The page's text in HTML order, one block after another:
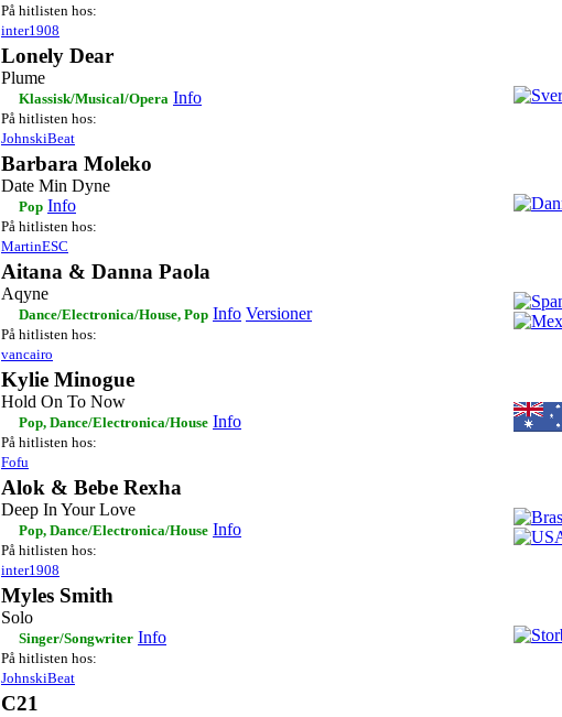
På hitlisten hos:
inter1908
Lonely Dear
Plume
Klassisk/Musical/Opera Info
På hitlisten hos:
JohnskiBeat
Barbara Moleko
Date Min Dyne
Pop Info
På hitlisten hos:
MartinESC
Aitana & Danna Paola
Aqyne
Dance/Electronica/House, Pop Info Versioner
På hitlisten hos:
vancairo
Kylie Minogue
Hold On To Now
Pop, Dance/Electronica/House Info
På hitlisten hos:
Fofu
Alok & Bebe Rexha
Deep In Your Love
Pop, Dance/Electronica/House Info
På hitlisten hos:
inter1908
Myles Smith
Solo
Singer/Songwriter Info
På hitlisten hos:
JohnskiBeat
C21